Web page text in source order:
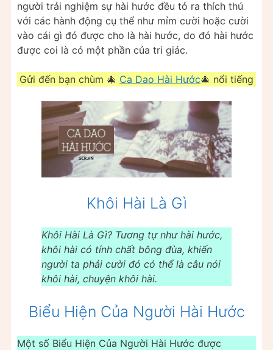
người trải nghiệm sự hài hước đều tỏ ra thích thú
với các hành động cụ thể như mỉm cười hoặc cười
vào cái gì đó được cho là hài hước, do đó hài hước
được coi là có một phần của tri giác.
Gửi đến bạn chùm 🎄 Ca Dao Hài Hước🎄 nổi tiếng
Khôi Hài Là Gì
Khôi Hài Là Gì? Tương tự như hài hước,
khôi hài có tính chất bông đùa, khiến
người ta phải cười đó có thể là câu nói
khôi hài, chuyện khôi hài.
Biểu Hiện Của Người Hài Hước
Một số Biểu Hiện Của Người Hài Hước được